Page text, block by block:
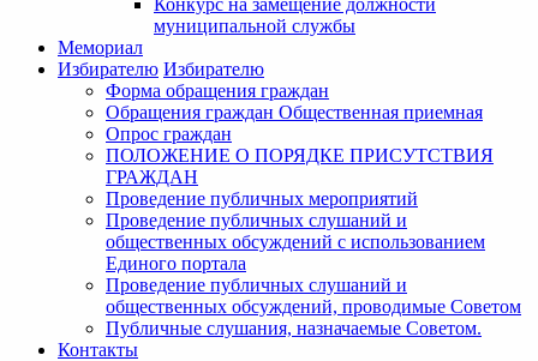
Конкурс на замещение должности
муниципальной службы
Мемориал
Избирателю Избирателю
Форма обращения граждан
Обращения граждан Общественная приемная
Опрос граждан
ПОЛОЖЕНИЕ О ПОРЯДКЕ ПРИСУТСТВИЯ
ГРАЖДАН
Проведение публичных мероприятий
Проведение публичных слушаний и
общественных обсуждений с использованием
Единого портала
Проведение публичных слушаний и
общественных обсуждений, проводимые Советом
Публичные слушания, назначаемые Советом.
Контакты